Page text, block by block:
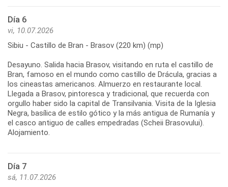
Día 6
vi, 10.07.2026
Sibiu - Castillo de Bran - Brasov (220 km) (mp)
Desayuno. Salida hacia Brasov, visitando en ruta el castillo de
Bran, famoso en el mundo como castillo de Drácula, gracias a
los cineastas americanos. Almuerzo en restaurante local.
Llegada a Brasov, pintoresca y tradicional, que recuerda con
orgullo haber sido la capital de Transilvania. Visita de la Iglesia
Negra, basílica de estilo gótico y la más antigua de Rumanía y
el casco antiguo de calles empedradas (Scheii Brasovului).
Alojamiento.
Día 7
sá, 11.07.2026